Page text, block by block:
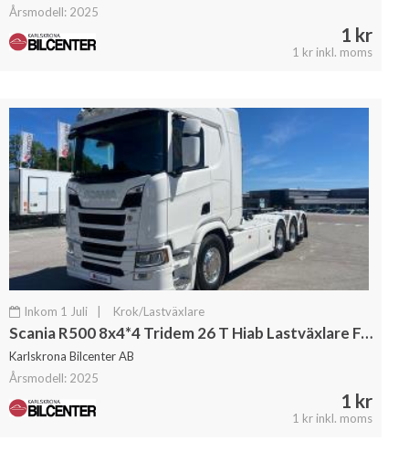
Årsmodell: 2025
1 kr
1 kr inkl. moms
Inkom 1 Juli Krok/Lastväxlare
Scania R500 8x4*4 Tridem 26 T Hiab Lastväxlare Fullutrustad
Karlskrona Bilcenter AB
Årsmodell: 2025
1 kr
1 kr inkl. moms